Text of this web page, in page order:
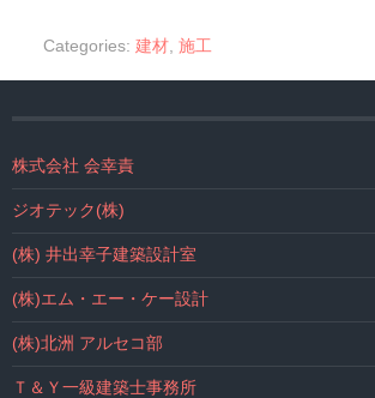
Categories: 建材, 施工
株式会社 会幸責
ジオテック(株)
(株) 井出幸子建築設計室
(株)エム・エー・ケー設計
(株)北洲 アルセコ部
Ｔ＆Ｙ一級建築士事務所